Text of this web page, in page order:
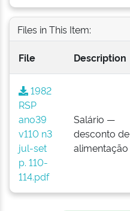
Files in This Item:
File Description
1982
RSP
ano39
v110 n3
jul-set
p. 110-
114.pdf
Salário —
desconto de
alimentação